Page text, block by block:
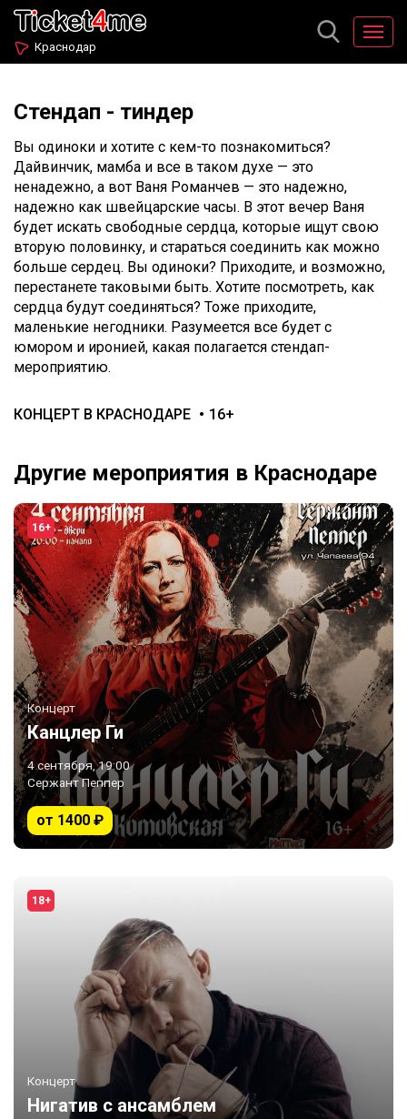
Краснодар
Стендап - тиндер
Вы одиноки и хотите с кем-то познакомиться?
Дайвинчик, мамба и все в таком духе — это
ненадежно, а вот Ваня Романчев — это надежно,
надежно как швейцарские часы. В этот вечер Ваня
будет искать свободные сердца, которые ищут свою
вторую половинку, и стараться соединить как можно
больше сердец. Вы одиноки? Приходите, и возможно,
перестанете таковыми быть. Хотите посмотреть, как
сердца будут соединяться? Тоже приходите,
маленькие негодники. Разумеется все будет с
юмором и иронией, какая полагается стендап-
мероприятию.
КОНЦЕРТ В КРАСНОДАРЕ 16+
Другие мероприятия в Краснодаре
16+
Концерт
Канцлер Ги
4 сентября, 19:00
Сержант Пеппер
от 1400 ₽
18+
Концерт
Нигатив c ансамблем